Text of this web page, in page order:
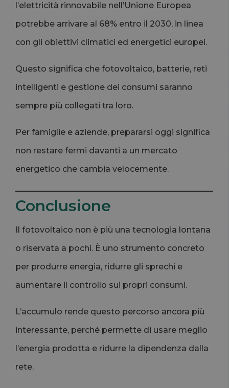
l’elettricità rinnovabile nell’Unione Europea
potrebbe arrivare al 68% entro il 2030, in linea
con gli obiettivi climatici ed energetici europei.
Questo significa che fotovoltaico, batterie, reti
intelligenti e gestione dei consumi saranno
sempre più collegati tra loro.
Per famiglie e aziende, prepararsi oggi significa
non restare fermi davanti a un mercato
energetico che cambia velocemente.
Conclusione
Il fotovoltaico non è più una tecnologia lontana
o riservata a pochi. È uno strumento concreto
per produrre energia, ridurre gli sprechi e
aumentare il controllo sui propri consumi.
L’accumulo rende questo percorso ancora più
interessante, perché permette di usare meglio
l’energia prodotta e ridurre la dipendenza dalla
rete.